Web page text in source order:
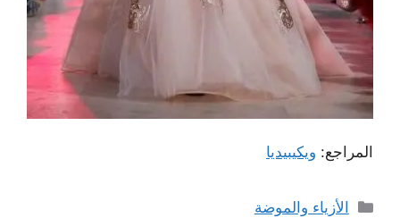
المراجع: ويكيبيديا
التصنيفات
الأزياء والموضة